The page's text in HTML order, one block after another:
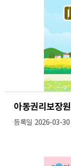
아동권리보장
2026-03-30